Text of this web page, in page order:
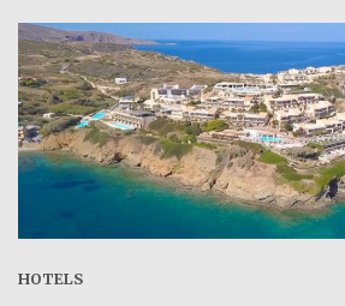
HOTELS